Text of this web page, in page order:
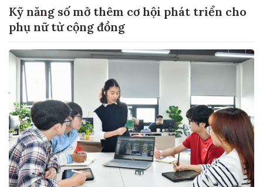
Kỹ năng số mở thêm cơ hội phát triển cho
phụ nữ từ cộng đồng